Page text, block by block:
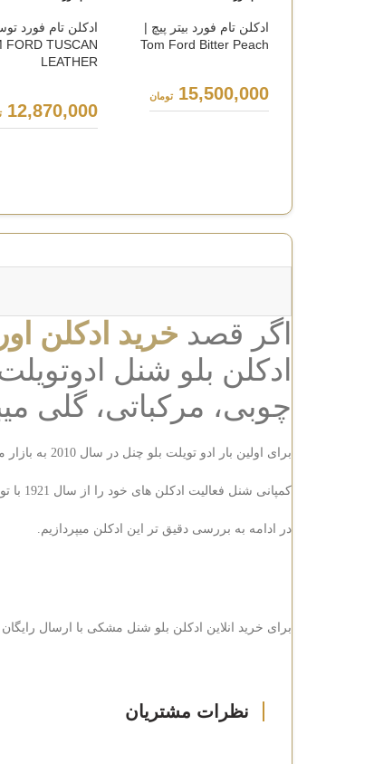
ادکلن تام فورد بیتر پیچ |
Tom Ford Bitter Peach
15,500,000 تومان
ادکلن تام فورد
FORD TUSCAN
LEATHER
12,870,000
اگر قصد خرید ادکلن
چوبی، مرکباتی، گلی
برای اولین بار ادو تویلت بلو چنل در سال 2010 به بازار معرفی شد، نسخه بعدی بلو شنل پرفیوم بود که در سال 2014 معرفی شد و آخرین نسخه با غلظت پرفیوم در سال 2018 روانه ی بازار شد.
کمپانی شنل فعالیت ادکلن های خود را از سال 1921 با تولید اولین عطر خود به نام CHANEL N°5 آغاز کرد.
در ادامه به بررسی دقیق تر این ادکلن میپردازیم.
برای خرید انلاین ادکلن بلو شنل مشکی با ارسال